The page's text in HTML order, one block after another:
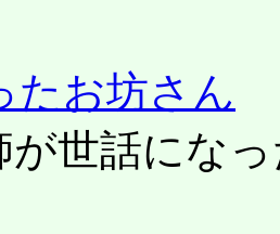
たお坊さん
が世話にな